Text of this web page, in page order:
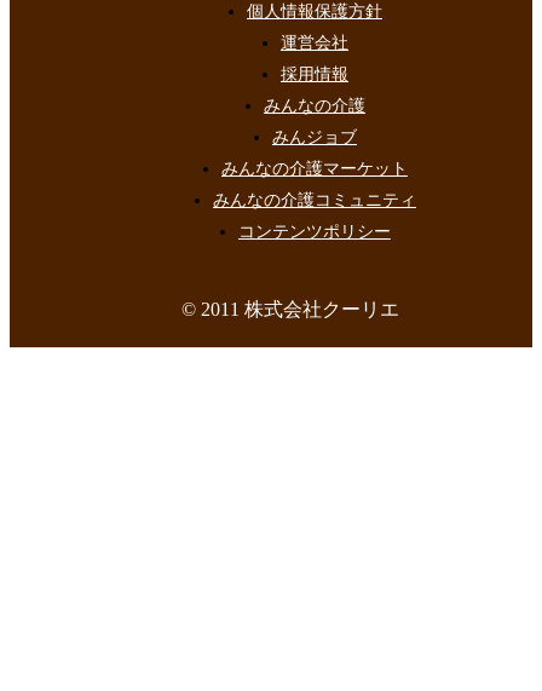
個人情報保護方針
運営会社
採用情報
みんなの介護
みんジョブ
みんなの介護マーケット
みんなの介護コミュニティ
コンテンツポリシー
© 2011 株式会社クーリエ